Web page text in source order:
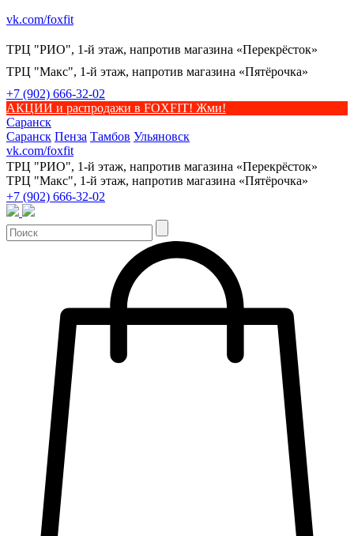
vk.com/foxfit
ТРЦ "РИО", 1-й этаж, напротив магазина «Перекрёсток»
ТРЦ "Макс", 1-й этаж, напротив магазина «Пятёрочка»
+7 (902) 666-32-02
АКЦИИ и распродажи в FOXFIT! Жми!
Саранск
Саранск Пенза Тамбов Ульяновск
vk.com/foxfit
ТРЦ "РИО", 1-й этаж, напротив магазина «Перекрёсток»
ТРЦ "Макс", 1-й этаж, напротив магазина «Пятёрочка»
+7 (902) 666-32-02